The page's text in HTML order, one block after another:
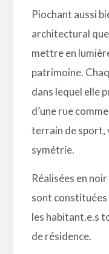
Piochant aussi
architectural
mettre en
patrimoine.
dans lequel elle
d’une rue
terrain de sport,
symétrie.
Réalisées en
sont
les habitant.e.s
de résidence.